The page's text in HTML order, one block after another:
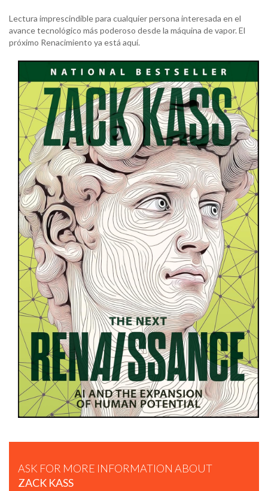
Lectura imprescindible para cualquier persona interesada en el
avance tecnológico más poderoso desde la máquina de vapor. El
próximo Renacimiento ya está aquí.
ASK FOR MORE INFORMATION ABOUT
ZACK KASS
ZACK KASS | THE NEXT RENAISSANCE | BEYOND EXPO
2025 AI SUMMIT.
ZACK KASS | AI FUTURIST.